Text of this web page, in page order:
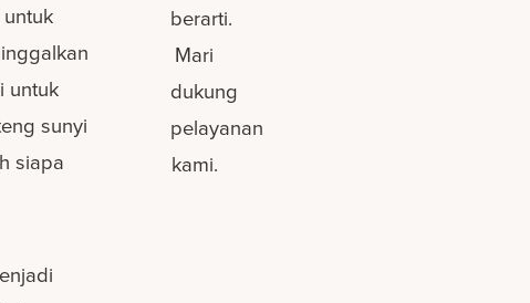
untuk
sunyi
siapa
berarti.
Mari
dukung
pelayanan
kami.